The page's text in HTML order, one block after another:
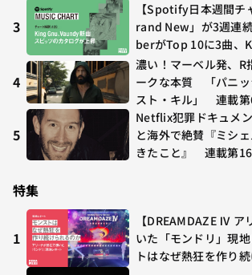
3
【Spotify日本週間チ
rand New」が3週連
berがTop 10に3曲、
O GHOST」が初登場
年7/24〜7/30
4
濃い！マーベル発、R
ークな本質 「パニッ
スト・キル」 連載
が多すぎる～稲垣貴
5
Netflix犯罪ドキュメン
と海外で絶賛『ミシ
きたこと』 連載第
特集
1
【DREAMDAZE Ⅳ ア
いた「モンドリ」現
トはなぜ熱狂を作り